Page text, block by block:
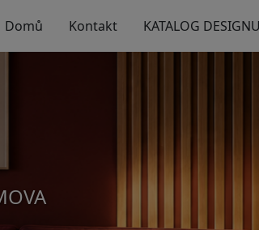
Domů Kontakt KATALOG DESIGNU